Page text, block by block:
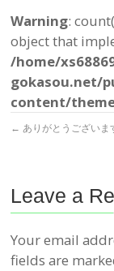
Warning:
object that
/home/
gokasou.net/
content/
← ありがとうございま
Leave a
Your email
fields are